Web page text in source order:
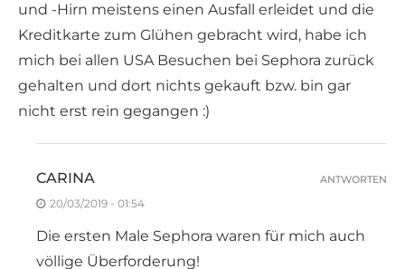
und -Hirn meistens einen Ausfall erleidet und die
Kreditkarte zum Glühen gebracht wird, habe ich
mich bei allen USA Besuchen bei Sephora zurück
gehalten und dort nichts gekauft bzw. bin gar
nicht erst rein gegangen :)
CARINA
20/03/2019 - 01:54
Die ersten Male Sephora waren für mich auch
völlige Überforderung!
ANTWORTEN